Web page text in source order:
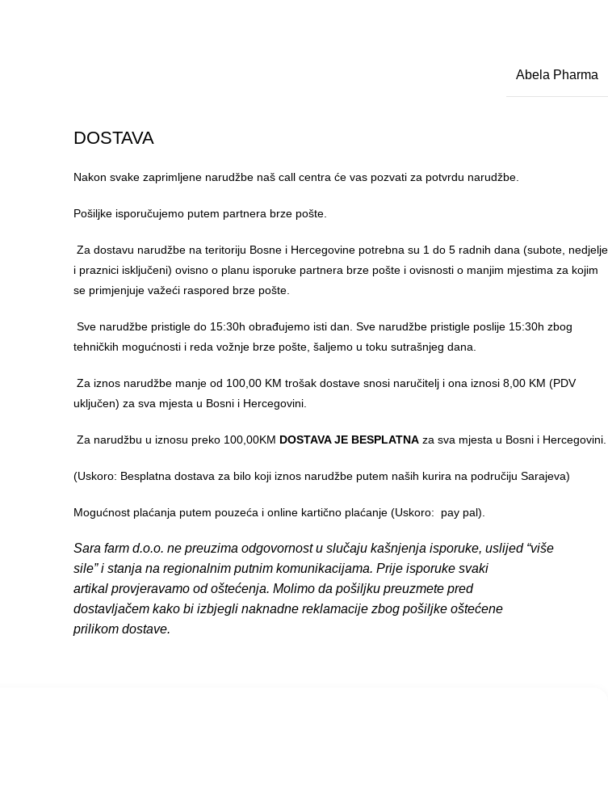
Abela Pharma
DOSTAVA
Nakon svake zaprimljene narudžbe naš call centra će vas pozvati za potvrdu narudžbe.
Pošiljke isporučujemo putem partnera brze pošte.
Za dostavu narudžbe na teritoriju Bosne i Hercegovine potrebna su 1 do 5 radnih dana (subote, nedjelje
i praznici isključeni) ovisno o planu isporuke partnera brze pošte i ovisnosti o manjim mjestima za kojim
se primjenjuje važeći raspored brze pošte.
Sve narudžbe pristigle do 15:30h obrađujemo isti dan. Sve narudžbe pristigle poslije 15:30h zbog
tehničkih mogućnosti i reda vožnje brze pošte, šaljemo u toku sutrašnjeg dana.
Za iznos narudžbe manje od 100,00 KM trošak dostave snosi naručitelj i ona iznosi 8,00 KM (PDV
uključen) za sva mjesta u Bosni i Hercegovini.
Za narudžbu u iznosu preko 100,00KM DOSTAVA JE BESPLATNA za sva mjesta u Bosni i Hercegovini.
(Uskoro: Besplatna dostava za bilo koji iznos narudžbe putem naših kurira na područiju Sarajeva)
Mogućnost plaćanja putem pouzeća i online kartično plaćanje (Uskoro: pay pal).
Sara farm d.o.o. ne preuzima odgovornost u slučaju kašnjenja isporuke, uslijed “više
sile” i stanja na regionalnim putnim komunikacijama. Prije isporuke svaki
artikal provjeravamo od oštećenja. Molimo da pošiljku preuzmete pred
dostavljačem kako bi izbjegli naknadne reklamacije zbog pošiljke oštećene
prilikom dostave.